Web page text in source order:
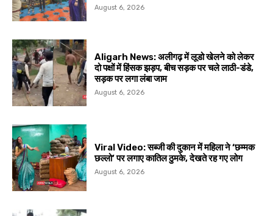
August 6, 2026
Aligarh News: अलीगढ़ में लूडो खेलने को लेकर
दो पक्षों में हिंसक झड़प, बीच सड़क पर चले लाठी-डंडे,
सड़क पर लगा लंबा जाम
August 6, 2026
Viral Video: सब्जी की दुकान में महिला ने ‘छम्मक
छल्लो’ पर लगाए कातिल ठुमके, देखते रह गए लोग
August 6, 2026